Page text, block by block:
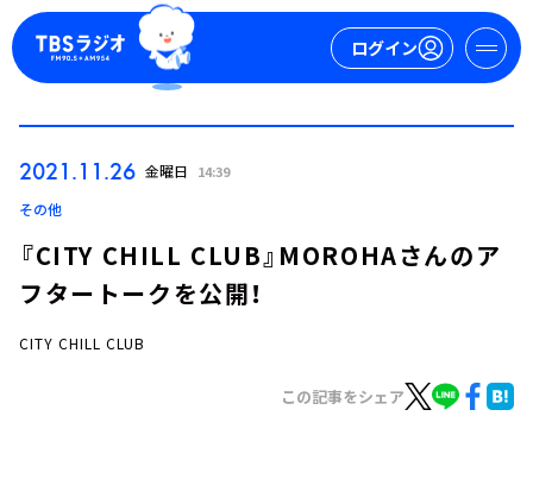
ログイン
2021.11.26 金曜日 14:39
その他
『CITY CHILL CLUB』MOROHAさんのア
フタートークを公開！
CITY CHILL CLUB
この記事をシェア